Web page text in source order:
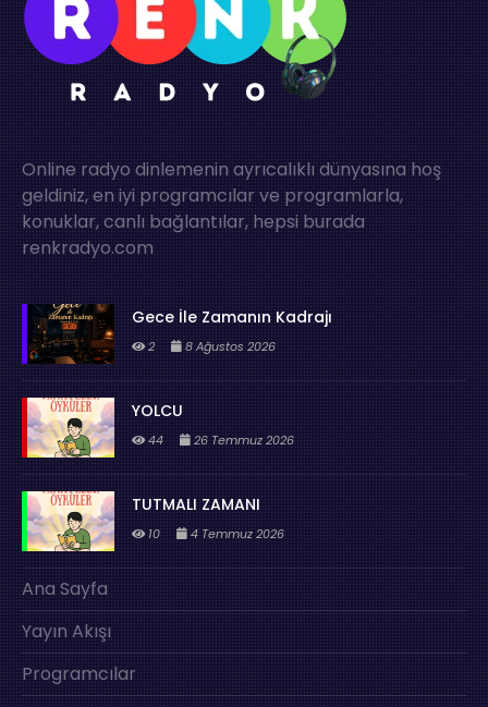
Online radyo dinlemenin ayrıcalıklı dünyasına hoş
geldiniz, en iyi programcılar ve programlarla,
konuklar, canlı bağlantılar, hepsi burada
renkradyo.com
Gece İle Zamanın Kadrajı
2 8 Ağustos 2026
YOLCU
44 26 Temmuz 2026
TUTMALI ZAMANI
10 4 Temmuz 2026
Ana Sayfa
Yayın Akışı
Programcılar